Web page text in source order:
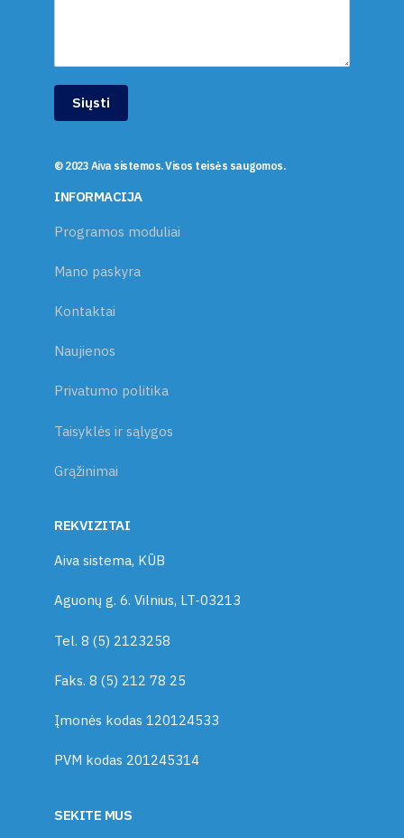
Siųsti
© 2023 Aiva sistemos. Visos teisės saugomos.
INFORMACIJA
Programos moduliai
Mano paskyra
Kontaktai
Naujienos
Privatumo politika
Taisyklės ir sąlygos
Grąžinimai
REKVIZITAI
Aiva sistema, KŪB
Aguonų g. 6. Vilnius, LT-03213
Tel. 8 (5) 2123258
Faks. 8 (5) 212 78 25
Įmonės kodas 120124533
PVM kodas 201245314
SEKITE MUS